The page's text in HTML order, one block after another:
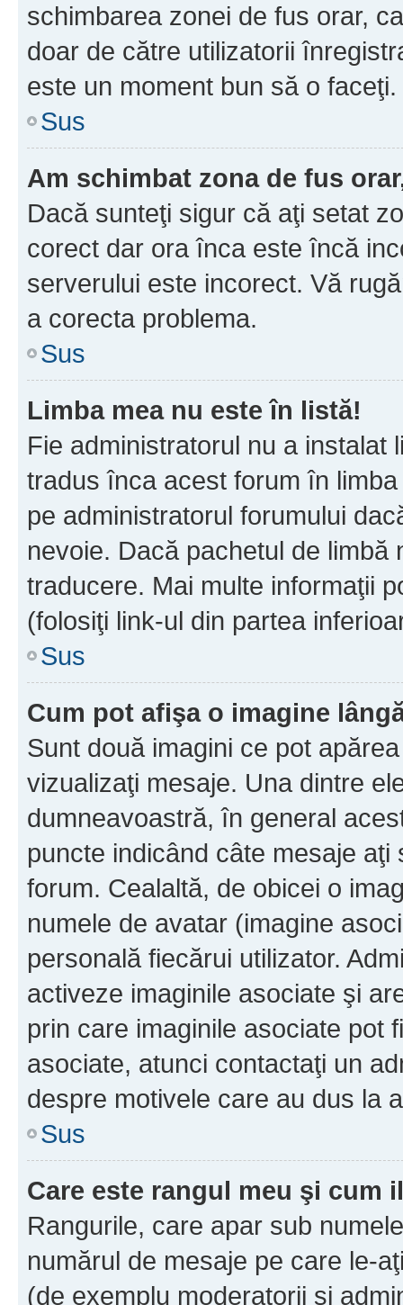
schimbarea zonei de fus orar,
doar de către utilizatorii
este un moment bun să o faceţi.
Sus
Am schimbat zona de fus
Dacă sunteţi sigur că aţi setat
corect dar ora înca este încă
serverului este incorect. Vă
a corecta problema.
Sus
Limba mea nu este în listă!
Fie administratorul nu a instalat
tradus înca acest forum în
pe administratorul forumului
nevoie. Dacă pachetul de
traducere. Mai multe informaţii
(folosiţi link-ul din partea
Sus
Cum pot afişa o imagine
Sunt două imagini ce pot
vizualizaţi mesaje. Una dintre
dumneavoastră, în general
puncte indicând câte mesaje
forum. Cealaltă, de obicei o
numele de avatar (imagine
personală fiecărui utilizator.
activeze imaginile asociate şi
prin care imaginile asociate pot
asociate, atunci contactaţi un
despre motivele care au dus la
Sus
Care este rangul meu şi cum
Rangurile, care apar sub
numărul de mesaje pe care le-
(de exemplu moderatorii şi